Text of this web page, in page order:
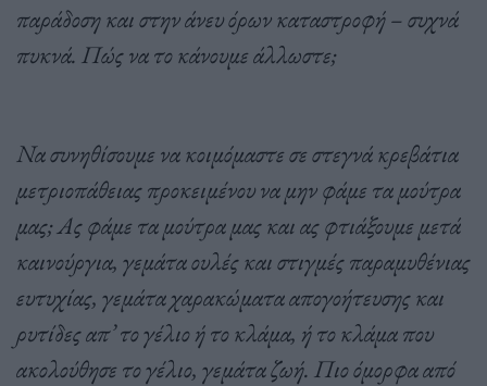
παράδοση και στην άνευ όρων καταστροφή – συχνά
πυκνά. Πώς να το κάνουμε άλλωστε;
Να συνηθίσουμε να κοιμόμαστε σε στεγνά κρεβάτια
μετριοπάθειας προκειμένου να μην φάμε τα μούτρα
μας; Ας φάμε τα μούτρα μας και ας φτιάξουμε μετά
καινούργια, γεμάτα ουλές και στιγμές παραμυθένιας
ευτυχίας, γεμάτα χαρακώματα απογοήτευσης και
ρυτίδες απ’ το γέλιο ή το κλάμα, ή το κλάμα που
ακολούθησε το γέλιο, γεμάτα ζωή. Πιο όμορφα από